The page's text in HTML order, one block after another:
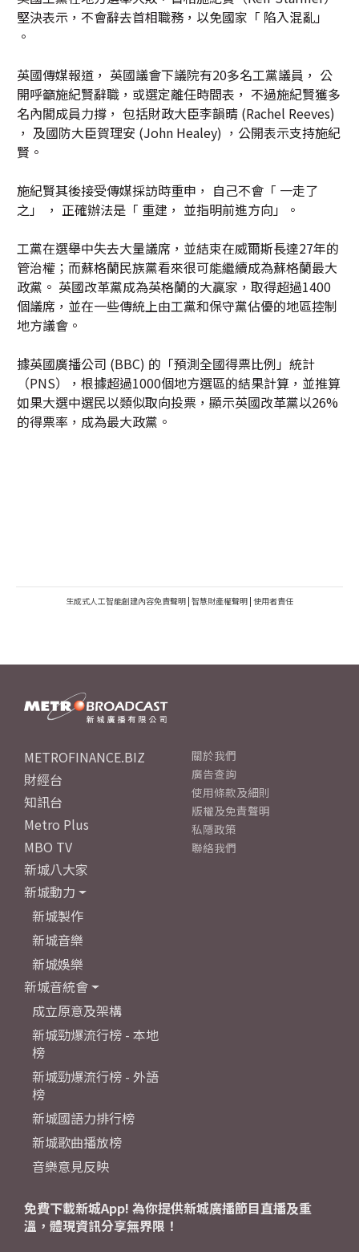
堅決表示，不會辭去首相職務，以免國家「 陷入混亂」
。
英國傳媒報道， 英國議會下議院有20多名工黨議員， 公
開呼籲施紀賢辭職，或選定離任時間表， 不過施紀賢獲多
名內閣成員力撐， 包括財政大臣李韻晴 (Rachel Reeves)
， 及國防大臣賀理安 (John Healey) ，公開表示支持施紀
賢。
施紀賢其後接受傳媒採訪時重申， 自己不會「 一走了
之」 ， 正確辦法是「 重建， 並指明前進方向」。
工黨在選舉中失去大量議席，並結束在威爾斯長達27年的
管治權；而蘇格蘭民族黨看來很可能繼續成為蘇格蘭最大
政黨。 英國改革黨成為英格蘭的大贏家，取得超過1400
個議席，並在一些傳統上由工黨和保守黨佔優的地區控制
地方議會。
據英國廣播公司 (BBC) 的「預測全國得票比例」統計
（PNS），根據超過1000個地方選區的結果計算，並推算
如果大選中選民以類似取向投票，顯示英國改革黨以26%
的得票率，成為最大政黨。
生成式人工智能創建內容免責聲明 | 智慧財產權聲明 | 使用者責任
METROFINANCE.BIZ
財經台
知訊台
Metro Plus
MBO TV
新城八大家
新城動力
新城製作
新城音樂
新城娛樂
新城音統會
成立原意及架構
新城勁爆流行榜 - 本地
榜
新城勁爆流行榜 - 外語
榜
新城國語力排行榜
新城歌曲播放榜
音樂意見反映
關於我們
廣告查詢
使用條款及細則
版權及免責聲明
私隱政策
聯絡我們
免費下載新城App! 為你提供新城廣播節目直播及重
溫，體現資訊分享無界限！